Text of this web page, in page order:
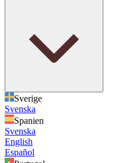
Sverige
Svenska
Spanien
Svenska
English
Español